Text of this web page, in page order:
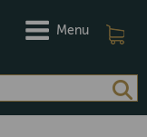
Menu